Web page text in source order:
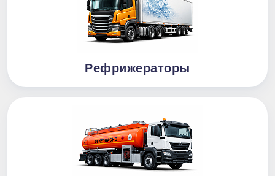
Рефрижераторы